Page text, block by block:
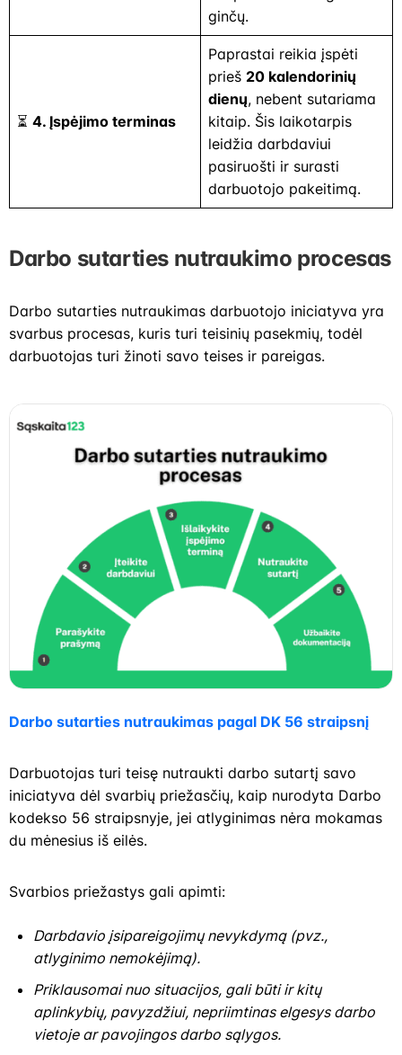
ginčų.
⏳ 4. Įspėjimo terminas
Paprastai reikia įspėti
prieš 20 kalendorinių
dienų, nebent sutariama
kitaip. Šis laikotarpis
leidžia darbdaviui
pasiruošti ir surasti
darbuotojo pakeitimą.
Darbo sutarties nutraukimo procesas
Darbo sutarties nutraukimas darbuotojo iniciatyva yra
svarbus procesas, kuris turi teisinių pasekmių, todėl
darbuotojas turi žinoti savo teises ir pareigas.
Darbo sutarties nutraukimas pagal DK 56 straipsnį
Darbuotojas turi teisę nutraukti darbo sutartį savo
iniciatyva dėl svarbių priežasčių, kaip nurodyta Darbo
kodekso 56 straipsnyje, jei atlyginimas nėra mokamas
du mėnesius iš eilės.
Svarbios priežastys gali apimti:
Darbdavio įsipareigojimų nevykdymą (pvz.,
atlyginimo nemokėjimą).
Priklausomai nuo situacijos, gali būti ir kitų
aplinkybių, pavyzdžiui, nepriimtinas elgesys darbo
vietoje ar pavojingos darbo sąlygos.